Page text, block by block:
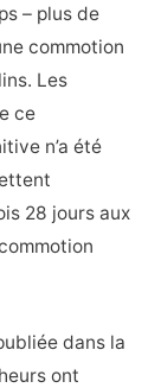
– plus de
commotion
Les
ce
n’a été
28 jours aux
dans la
ont